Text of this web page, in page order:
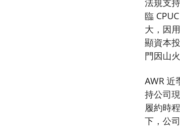
臨
大，因
顯資本
門因山
AWR 近
持公司
履約時
下，公